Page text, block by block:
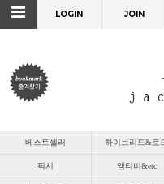
LOGIN JOIN
베스트셀러 하이브리드&로
픽시 엠티비&etc